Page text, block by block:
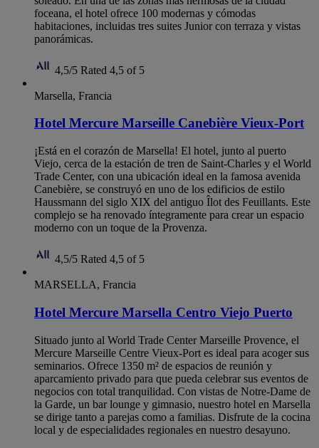
foceana, el hotel ofrece 100 modernas y cómodas
habitaciones, incluidas tres suites Junior con terraza y vistas
panorámicas.
4,5/5 Rated 4,5 of 5
Marsella, Francia
Hotel Mercure Marseille Canebière Vieux-Port
¡Está en el corazón de Marsella! El hotel, junto al puerto
Viejo, cerca de la estación de tren de Saint-Charles y el World
Trade Center, con una ubicación ideal en la famosa avenida
Canebière, se construyó en uno de los edificios de estilo
Haussmann del siglo XIX del antiguo Îlot des Feuillants. Este
complejo se ha renovado íntegramente para crear un espacio
moderno con un toque de la Provenza.
4,5/5 Rated 4,5 of 5
MARSELLA, Francia
Hotel Mercure Marsella Centro Viejo Puerto
Situado junto al World Trade Center Marseille Provence, el
Mercure Marseille Centre Vieux-Port es ideal para acoger sus
seminarios. Ofrece 1350 m² de espacios de reunión y
aparcamiento privado para que pueda celebrar sus eventos de
negocios con total tranquilidad. Con vistas de Notre-Dame de
la Garde, un bar lounge y gimnasio, nuestro hotel en Marsella
se dirige tanto a parejas como a familias. Disfrute de la cocina
local y de especialidades regionales en nuestro desayuno.